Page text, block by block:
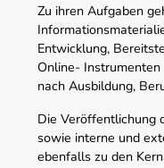
Zu ihren Aufgaben
Entwicklung,
Online-
nach Ausbildung,
Die Veröffentlichung
sowie interne und
ebenfalls zu den